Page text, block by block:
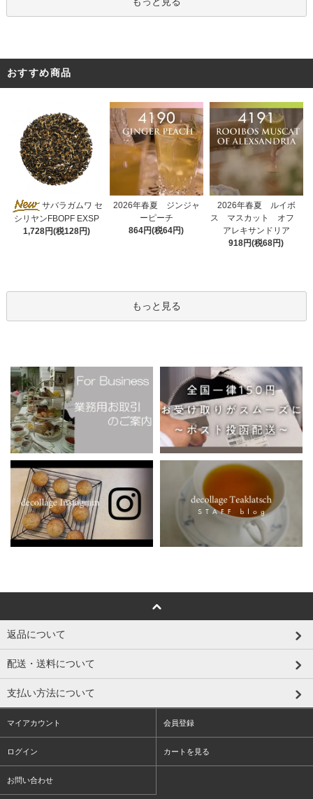
おすすめ商品
サバラガムワ セ
シリヤンFBOPF EXSP
1,728円(税128円)
2026年春夏 ジンジャ
ーピーチ
864円(税64円)
2026年春夏 ルイボ
ス マスカット オフ
アレキサンドリア
918円(税68円)
もっと見る
返品について
配送・送料について
支払い方法について
マイアカウント 会員登録
ログイン カートを見る
お問い合わせ